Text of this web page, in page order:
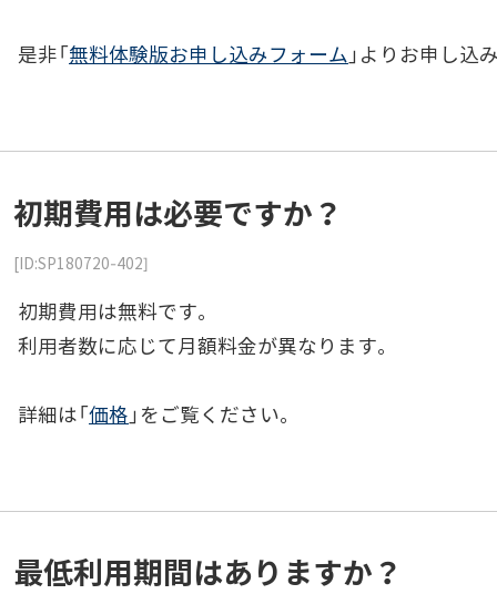
是非「無料体験版お申し込みフォーム 」よりお申し込
初期費用は必要ですか？
[ID:SP180720-402]
初期費用は無料です。
利用者数に応じて月額料金が異なります。
詳細は「価格 」をご覧ください。
最低利用期間はありますか？